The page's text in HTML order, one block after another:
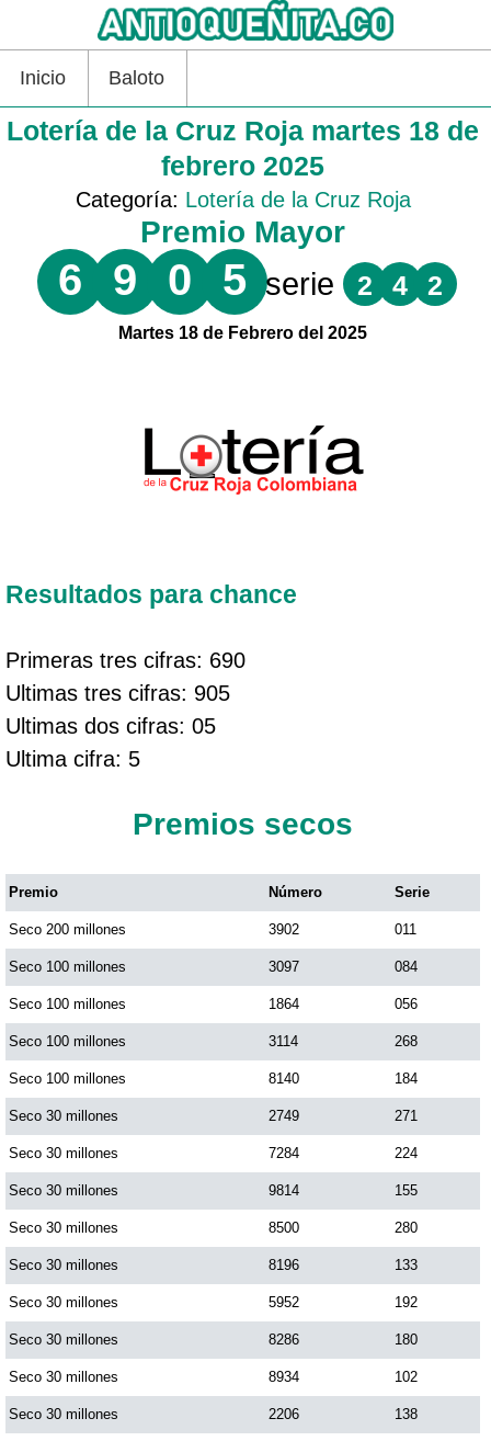
Inicio Baloto
Lotería de la Cruz Roja martes 18 de
febrero 2025
Categoría: Lotería de la Cruz Roja
Premio Mayor
6 9 0 5 serie 2 4 2
Martes 18 de Febrero del 2025
Resultados para chance
Primeras tres cifras: 690
Ultimas tres cifras: 905
Ultimas dos cifras: 05
Ultima cifra: 5
Premios secos
Premio Número Serie
Seco 200 millones 3902 011
Seco 100 millones 3097 084
Seco 100 millones 1864 056
Seco 100 millones 3114 268
Seco 100 millones 8140 184
Seco 30 millones 2749 271
Seco 30 millones 7284 224
Seco 30 millones 9814 155
Seco 30 millones 8500 280
Seco 30 millones 8196 133
Seco 30 millones 5952 192
Seco 30 millones 8286 180
Seco 30 millones 8934 102
Seco 30 millones 2206 138